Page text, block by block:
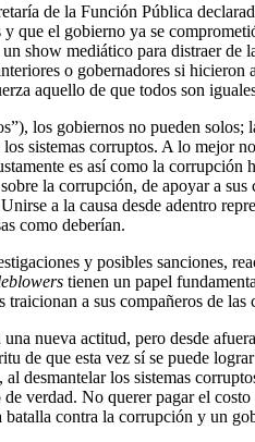
de la Función Pública
que el gobierno ya se
show mediático para distraer
o gobernadores si
aquello de que todos son
los gobiernos no pueden
sistemas corruptos. A lo mejor
es así como la
la corrupción, de apoyar a
a la causa desde adentro
como deberían.
y posibles sanciones,
tienen un papel
a sus compañeros de las
nueva actitud, pero desde
de que esta vez sí se puede
desmantelar los sistemas
verdad. No querer pagar el
contra la corrupción y un